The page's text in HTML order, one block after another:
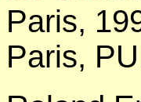
Paris,
Paris,